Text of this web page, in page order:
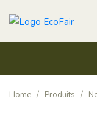
Home / Produits /